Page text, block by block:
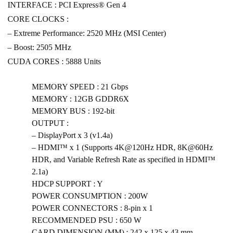
INTERFACE : PCI Express® Gen 4
CORE CLOCKS :
– Extreme Performance: 2520 MHz (MSI Center)
– Boost: 2505 MHz
CUDA CORES : 5888 Units
MEMORY SPEED : 21 Gbps
MEMORY : 12GB GDDR6X
MEMORY BUS : 192-bit
OUTPUT :
– DisplayPort x 3 (v1.4a)
– HDMI™ x 1 (Supports 4K@120Hz HDR, 8K@60Hz
HDR, and Variable Refresh Rate as specified in HDMI™
2.1a)
HDCP SUPPORT : Y
POWER CONSUMPTION : 200W
POWER CONNECTORS : 8-pin x 1
RECOMMENDED PSU : 650 W